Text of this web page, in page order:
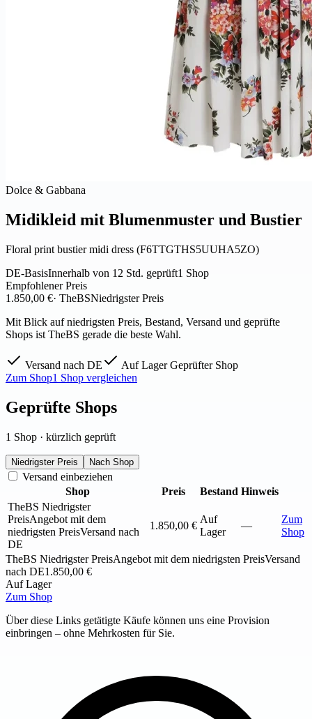
Dolce & Gabbana
Midikleid mit Blumenmuster und Bustier
Floral print bustier midi dress (F6TTGTHS5UUHA5ZO)
DE-BasisInnerhalb von 12 Std. geprüft1 Shop
Empfohlener Preis
1.850,00 €· TheBSNiedrigster Preis
Mit Blick auf niedrigsten Preis, Bestand, Versand und geprüfte
Shops ist TheBS gerade die beste Wahl.
Versand nach DE Auf LagerGeprüfter Shop
Zum Shop1 Shop vergleichen
Geprüfte Shops
1 Shop · kürzlich geprüft
Niedrigster Preis Nach Shop
Versand einbeziehen
Shop
Preis Bestand Hinweis
TheBS Niedrigster
PreisAngebot mit dem
niedrigsten PreisVersand nach
DE
1.850,00 €
Auf
Lager
—
Zum
Shop
TheBS Niedrigster PreisAngebot mit dem niedrigsten PreisVersand
nach DE1.850,00 €
Auf Lager
Zum Shop
Über diese Links getätigte Käufe können uns eine Provision
einbringen – ohne Mehrkosten für Sie.